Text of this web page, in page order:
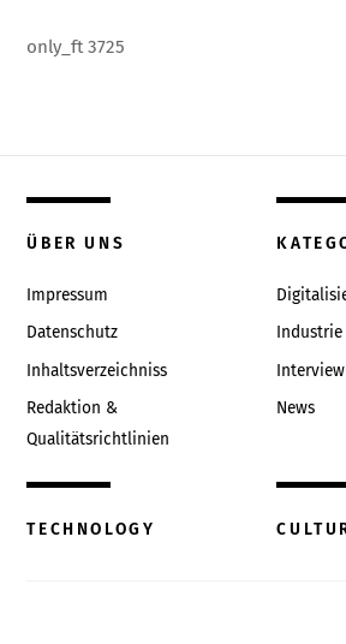
only_ft 3725
ÜBER UNS
Impressum
Datenschutz
Inhaltsverzeichniss
Redaktion &
Qualitätsrichtlinien
Industrie
Interview
News
TECHNOLOGY